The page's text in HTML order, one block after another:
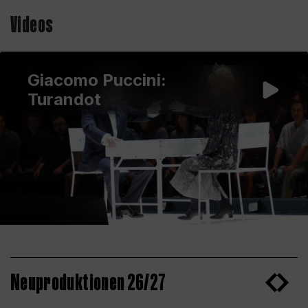
Videos
Giacomo Puccini:
Turandot
Neuproduktionen 26/27